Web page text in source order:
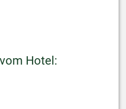
Hotel: